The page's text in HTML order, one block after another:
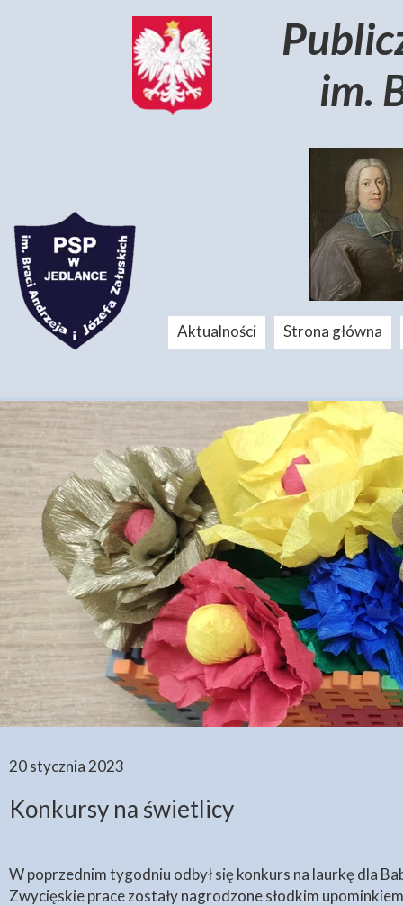
20 stycznia 2023
Konkursy na świetlicy
W poprzednim tygodniu odbył się konkurs na laurkę dla
Zwycięskie prace zostały nagrodzone słodkim
Aktualności Strona główna
im.